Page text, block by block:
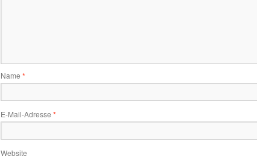
Name *
E-Mail-Adresse *
Website